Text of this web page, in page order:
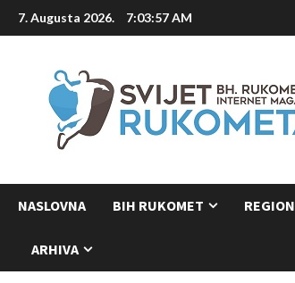
Skip
to
7. Augusta 2026. 7:03:57 AM
NASLOVNA BIH RUKOMET REGION
ARHIVA